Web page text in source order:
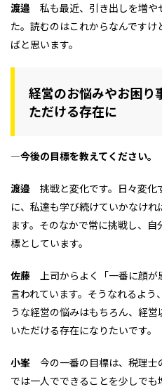
渡邉 私も最近、引き出しを増
た。読むのはこれからなんです
ばと思います。
経営のお悩みやお困り
ただける存在に
―今後の目標を教えてください。
渡邉 挑戦と変化です。日々変化
に、私達も学び続けていかなけ
ます。そのなかで常に挑戦し、
標としています。
佐藤 上司からよく「一番に顔
言われています。そうなれるよ
うな経営の悩みはもちろん、経
いただける存在になりたいです。
小峯 今の一番の目標は、税理
では一人でできることを少しで